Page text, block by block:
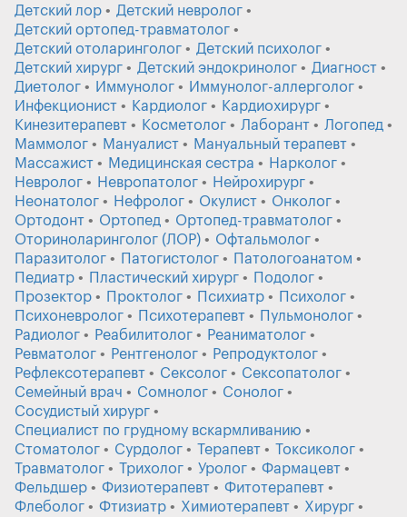
Детский лор
Детский невролог
Детский ортопед-травматолог
Детский отоларинголог
Детский психолог
Детский хирург
Детский эндокринолог
Диагност
Диетолог
Иммунолог
Иммунолог-аллерголог
Инфекционист
Кардиолог
Кардиохирург
Кинезитерапевт
Косметолог Лаборант
Логопед
Маммолог
Мануалист
Мануальный терапевт
Массажист
Медицинская сестра
Нарколог
Невролог
Невропатолог
Нейрохирург
Неонатолог
Нефролог Окулист
Онколог
Ортодонт
Ортопед
Ортопед-травматолог
Оториноларинголог (ЛОР)
Офтальмолог
Паразитолог
Патогистолог
Патологоанатом
Педиатр
Пластический хирург
Подолог
Прозектор
Проктолог Психиатр
Психолог
Психоневролог
Психотерапевт
Пульмонолог
Радиолог
Реабилитолог
Реаниматолог
Ревматолог
Рентгенолог
Репродуктолог
Рефлексотерапевт
Сексолог
Сексопатолог
Семейный врач
Сомнолог
Сонолог
Сосудистый хирург
Специалист по грудному вскармливанию
Стоматолог
Сурдолог Терапевт
Токсиколог
Травматолог
Трихолог Уролог
Фармацевт
Фельдшер
Физиотерапевт
Фитотерапевт
Флеболог
Фтизиатр Химиотерапевт
Хирург